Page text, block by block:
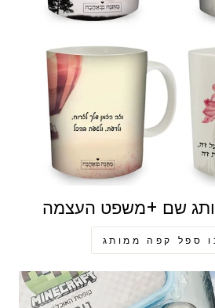
שם +משפט העצמה
ספל קפה ממותג